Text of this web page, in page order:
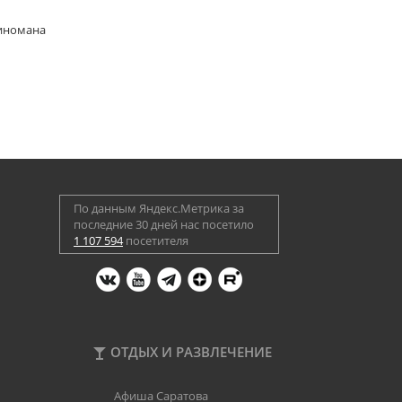
По данным Яндекс.Метрика за
последние 30 дней нас посетило
1 107 594посетителя
ОТДЫХ И РАЗВЛЕЧЕНИЕ
Афиша Саратова